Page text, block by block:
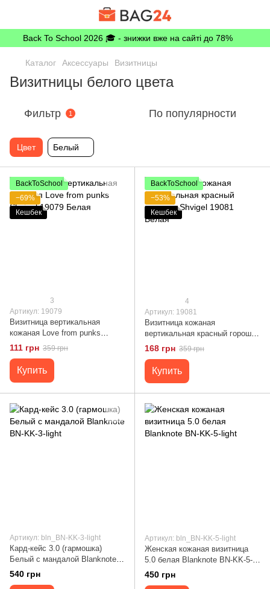
Back To School 2026 🎓 - знижки вже на сайті до 78%
Каталог Аксессуары Визитницы
Визитницы белого цвета
Фильтр 1 По популярности
Цвет Белый
BackToSchool
−69%
Кешбек
3
Артикул: 19079
Визитница вертикальная
кожаная Love from punks
Shvigel 19079 Белая
111 грн 359 грн
Купить
BackToSchool
−53%
Кешбек
4
Артикул: 19081
Визитница кожаная
вертикальная красный горошек
Shvigel 19081 Белая
168 грн 359 грн
Купить
Артикул: bln_BN-KK-3-light
Кард-кейс 3.0 (гармошка)
Белый с мандалой Blanknote
BN-KK-3-light
540 грн
Артикул: bln_BN-KK-5-light
Женская кожаная визитница
5.0 белая Blanknote BN-KK-5-
light
450 грн